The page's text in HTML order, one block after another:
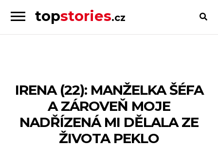
Skip
to
Skip
to
topstories.cz
lidi
IRENA (22): MANŽELKA ŠÉFA
A ZÁROVEŇ MOJE
NADŘÍZENÁ MI DĚLALA ZE
ŽIVOTA PEKLO